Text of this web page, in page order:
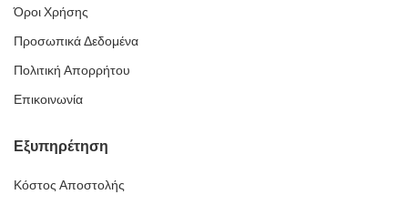
Όροι Χρήσης
Προσωπικά Δεδομένα
Πολιτική Απορρήτου
Επικοινωνία
Εξυπηρέτηση
Κόστος Αποστολής